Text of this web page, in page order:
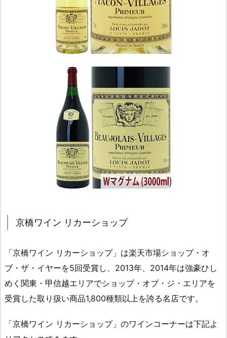
京橋ワイン リカーショップ
「京橋ワイン リカーショップ」は楽天市場ショップ・オ
ブ・ザ・イヤーを5回受賞し、2013年、2014年は強豪ひし
めく関東・甲信越エリアでショップ・オブ・ジ・エリアを
受賞した取り扱い商品1,800種類以上を誇る名店です。
「京橋ワイン リカーショップ」のワインコーナーは下記よ